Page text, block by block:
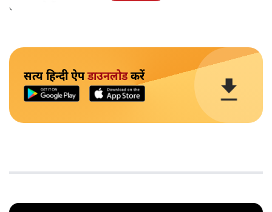
लग सकते हैं।
सत्य हिन्दी ऐपडाउनलोडकरें